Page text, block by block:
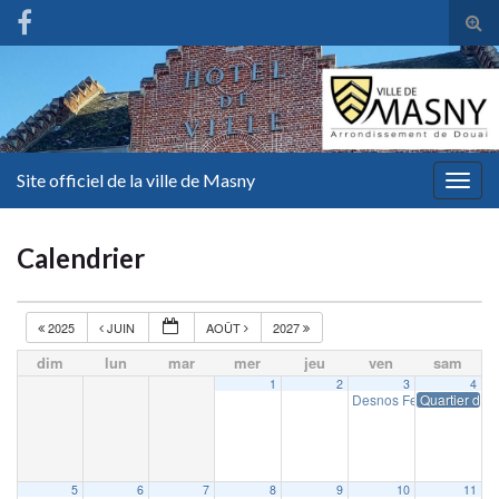
Site officiel de la ville de Masny
Calendrier
2025 JUIN AOÛT 2027
dim lun mar mer jeu ven sam
1 2 3
Desnos Fest19 h 00 min
4
Quartier
5 6 7 8 9 10 11